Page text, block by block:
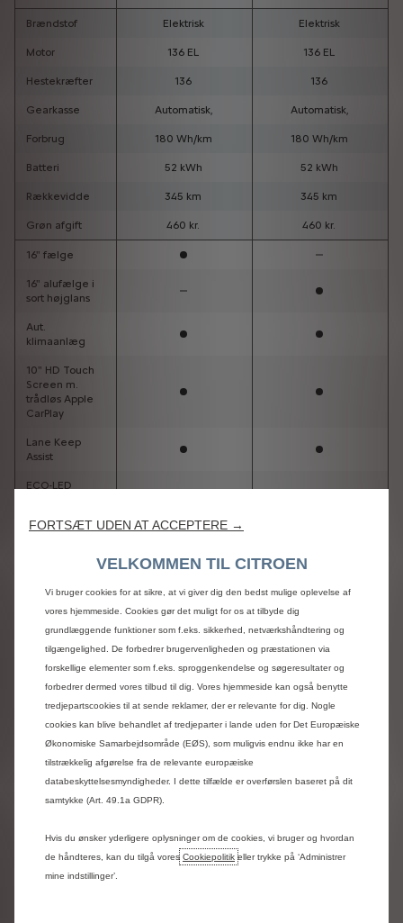
FORTSÆT UDEN AT ACCEPTERE →
VELKOMMEN TIL CITROEN
Vi bruger cookies for at sikre, at vi giver dig den bedst mulige oplevelse af
vores hjemmeside. Cookies gør det muligt for os at tilbyde dig
grundlæggende funktioner som f.eks. sikkerhed, netværkshåndtering og
tilgængelighed. De forbedrer brugervenligheden og præstationen via
forskellige elementer som f.eks. sproggenkendelse og søgeresultater og
forbedrer dermed vores tilbud til dig. Vores hjemmeside kan også benytte
tredjepartscookies til at sende reklamer, der er relevante for dig. Nogle
cookies kan blive behandlet af tredjeparter i lande uden for Det Europæiske
Økonomiske Samarbejdsområde (EØS), som muligvis endnu ikke har en
tilstrækkelig afgørelse fra de relevante europæiske
databeskyttelsesmyndigheder. I dette tilfælde er overførslen baseret på dit
samtykke (Art. 49.1a GDPR).
Hvis du ønsker yderligere oplysninger om de cookies, vi bruger og hvordan
de håndteres, kan du tilgå vores Cookiepolitik eller trykke på ‘Administrer
mine indstillinger’.